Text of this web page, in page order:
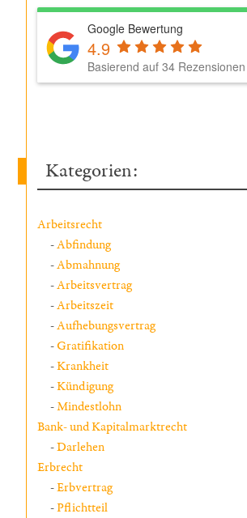
Google Bewertung
4.9
Basierend auf 34 Rezensionen
Kategorien:
Arbeitsrecht
Abfindung
Abmahnung
Arbeitsvertrag
Arbeitszeit
Aufhebungsvertrag
Gratifikation
Krankheit
Kündigung
Mindestlohn
Bank- und Kapitalmarktrecht
Darlehen
Erbrecht
Erbvertrag
Pflichtteil